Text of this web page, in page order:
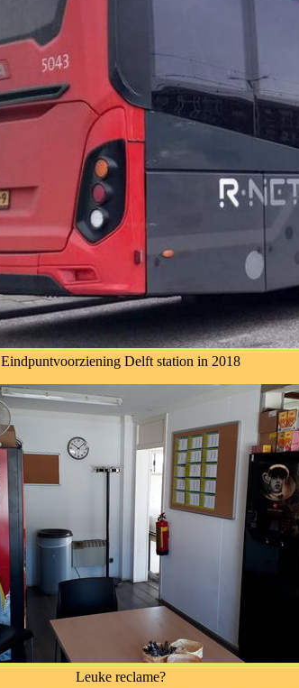
Eindpuntvoorziening Delft station in 2018
Leuke reclame?